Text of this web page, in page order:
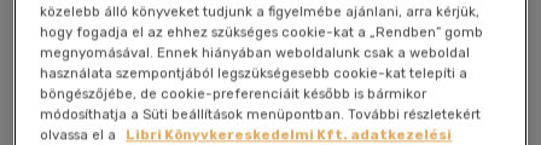
közelebb álló könyveket tudjunk a figyelmébe ajánlani, arra kérjük,
hogy fogadja el az ehhez szükséges cookie-kat a „Rendben” gomb
megnyomásával. Ennek hiányában weboldalunk csak a weboldal
használata szempontjából legszükségesebb cookie-kat telepíti a
böngészőjébe, de cookie-preferenciáit később is bármikor
módosíthatja a Süti beállítások menüpontban. További részletekért
olvassa el a
Libri Könyvkereskedelmi Kft. adatkezelési